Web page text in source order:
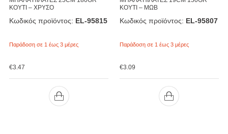
ΚΟΥΤΙ – ΧΡΥΣΟ
Κωδικός προϊόντος: EL-95815
Παράδοση σε 1 έως 3 μέρες
€3.47
ΚΟΥΤΙ – ΜΩΒ
Κωδικός προϊόντος: EL-95807
Παράδοση σε 1 έως 3 μέρες
€3.09